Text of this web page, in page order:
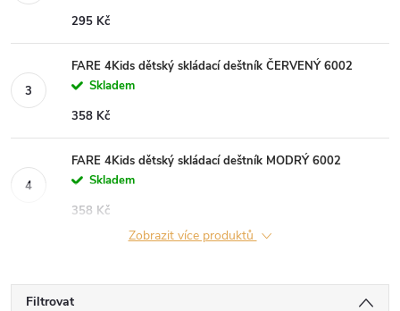
295 Kč
FARE 4Kids dětský skládací deštník ČERVENÝ 6002
Skladem
358 Kč
FARE 4Kids dětský skládací deštník MODRÝ 6002
Skladem
358 Kč
Zobrazit více produktů
Filtrovat